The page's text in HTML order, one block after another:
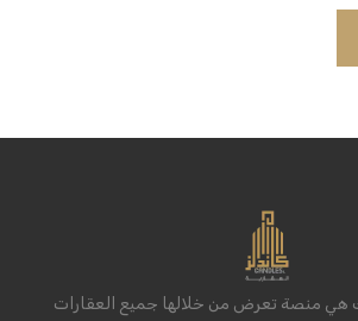
هي منصة تعرض من خلالها جميع العقارات